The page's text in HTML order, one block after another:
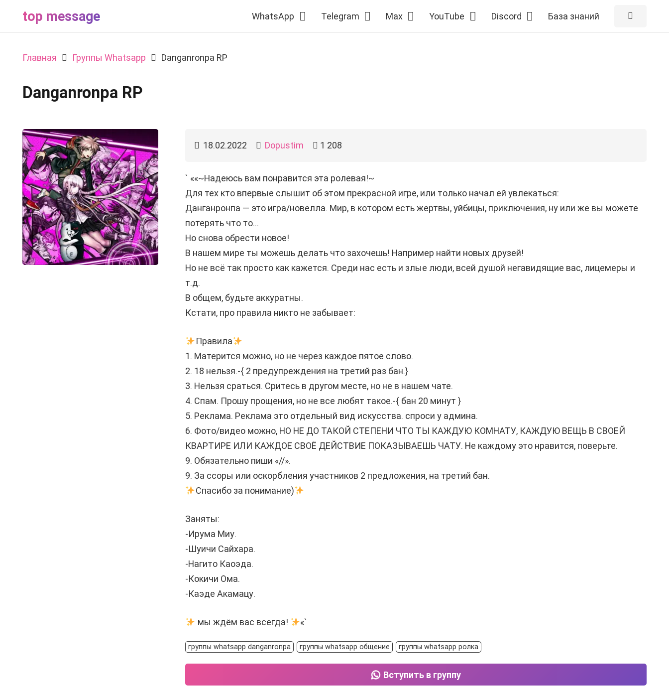
top message WhatsApp Telegram Max YouTube Discord База знаний
Главная Группы Whatsapp Danganronpa RP
Danganronpa RP
18.02.2022 Dopustim 1 208
` ««~Надеюсь вам понравится эта ролевая!~
Для тех кто впервые слышит об этом прекрасной игре, или только начал ей увлекаться:
Данганронпа — это игра/новелла. Мир, в котором есть жертвы, уйбицы, приключения, ну или же вы можете
потерять что то…
Но снова обрести новое!
В нашем мире ты можешь делать что захочешь! Например найти новых друзей!
Но не всё так просто как кажется. Среди нас есть и злые люди, всей душой негавидящие вас, лицемеры и
т.д.
В общем, будьте аккуратны.
Кстати, про правила никто не забывает:
Правила
1. Матерится можно, но не через каждое пятое слово.
2. 18 нельзя.-{ 2 предупреждения на третий раз бан.}
3. Нельзя сраться. Сритесь в другом месте, но не в нашем чате.
4. Спам. Прошу прощения, но не все любят такое.-{ бан 20 минут }
5. Реклама. Реклама это отдельный вид искусства. спроси у админа.
6. Фото/видео можно, НО НЕ ДО ТАКОЙ СТЕПЕНИ ЧТО ТЫ КАЖДУЮ КОМНАТУ, КАЖДУЮ ВЕЩЬ В СВОЕЙ
КВАРТИРЕ ИЛИ КАЖДОЕ СВОЁ ДЕЙСТВИЕ ПОКАЗЫВАЕШЬ ЧАТУ. Не каждому это нравится, поверьте.
9. Обязательно пиши «//».
9. За ссоры или оскорбления участников 2 предложения, на третий бан.
Спасибо за понимание)
Заняты:
-Ирума Миу.
-Шуичи Сайхара.
-Нагито Каоэда.
-Кокичи Ома.
-Каэде Акамацу.
мы ждём вас всегда! «`
группы whatsapp danganronpa группы whatsapp общение группы whatsapp ролка
Вступить в группу